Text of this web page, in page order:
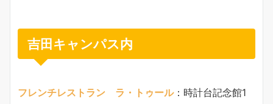
吉田キャンパス内
フレンチレストラン ラ・トゥール：時計台記念館1